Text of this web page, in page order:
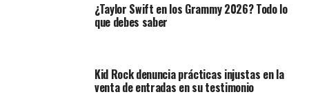
¿Taylor Swift en los Grammy 2026? Todo lo
que debes saber
Kid Rock denuncia prácticas injustas en la
venta de entradas en su testimonio